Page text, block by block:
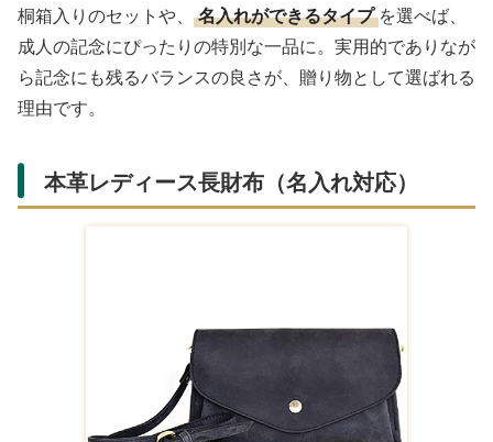
桐箱入りのセットや、 名入れができるタイプ を選べば、
成人の記念にぴったりの特別な一品に。実用的でありなが
ら記念にも残るバランスの良さが、贈り物として選ばれる
理由です。
本革レディース長財布（名入れ対応）